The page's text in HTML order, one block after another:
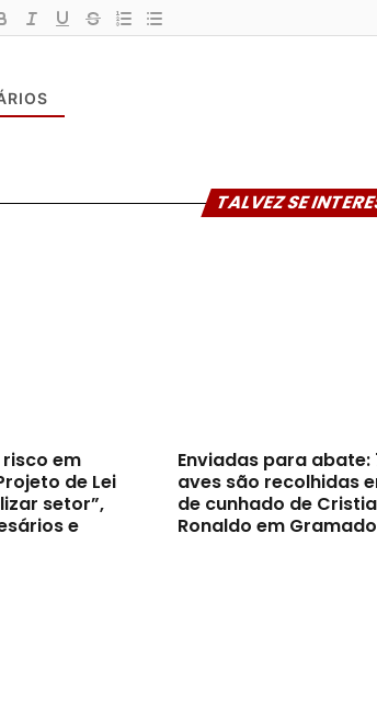
TALVEZ SE
em
de Lei
setor”,
e
Enviadas para abate:
aves são recolhidas
de cunhado de
Ronaldo em Gramado